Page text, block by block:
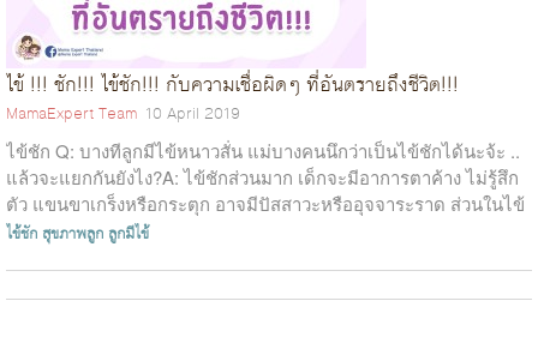
ไข้ !!! ชัก!!! ไข้ชัก!!! กับความเชื่อผิดๆ ที่อันตรายถึงชีวิต!!!
MamaExpert Team 10 April 2019
ไข้ชัก Q: บางทีลูกมีไข้หนาวสั่น แม่บางคนนึกว่าเป็นไข้ชักได้นะจ้ะ ..
แล้วจะแยกกันยังไง?A: ไข้ชักส่วนมาก เด็กจะมีอาการตาค้าง ไม่รู้สึก
ตัว แขนขาเกร็งหรือกระตุก อาจมีปัสสาวะหรืออุจจาระราด ส่วนในไข้
หน...
ไข้ชัก สุขภาพลูก ลูกมีไข้